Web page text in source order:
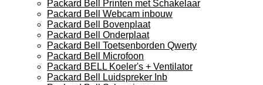
Packard Bell Printen met Schakelaar
Packard Bell Webcam inbouw
Packard Bell Bovenplaat
Packard Bell Onderplaat
Packard Bell Toetsenborden Qwerty
Packard Bell Microfoon
Packard BELL Koeler's + Ventilator
Packard Bell Luidspreker Inb